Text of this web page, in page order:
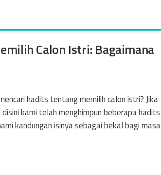
Calon Istri: Bagaimana
hadits tentang memilih calon istri? Jika
kami telah menghimpun beberapa hadits
kandungan isinya sebagai bekal bagi masa